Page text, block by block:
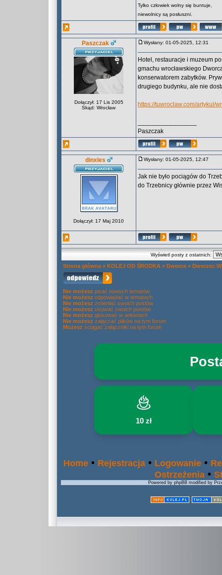
Tylko człowiek wolny się buntuje,
niewolnicy są posłuszni.
Paszczak
Dołączył: 17 Lis 2005
Skąd: Wrocław
Wysłany: 01-05-2025, 12:31
Hotel, restauracje i muzeum
gmachu wrocławskiego
konserwatorem zabytków.
drugiego budynku, ale nie
https://tuwroclaw.com/artykul/
Paszczak
dinxles
Dołączył: 17 Maj 2010
Wysłany: 01-05-2025, 12:47
Jak nie było pociągów do
do Trzebnicy głównie przez
Wyświetl posty z ostatnich:
Strona główna » KOLEJ OD ŚRODKA » Dworce » Dworzec
Nie możesz pisać nowych tematów
Nie możesz odpowiadać w tematach
Nie możesz zmieniać swoich postów
Nie możesz usuwać swoich postów
Nie możesz głosować w ankietach
Nie możesz załączać plików na tym forum
Możesz ściągać załączniki na tym forum
10 zł
Home • Rejestracja • Logowanie •
Ostrzeżenia •
Powered by phpBB modified by